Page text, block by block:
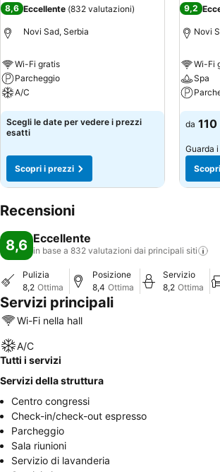
8,6 Eccellente (832 valutazioni)
Novi Sad, Serbia
Wi-Fi gratis
Parcheggio
A/C
Scopri i prezzi
Scegli le date per vedere i prezzi
esatti
Scopri i prezzi
9,2
Novi
Wi-Fi
Spa
Scopri
da 110
Guarda
Recensioni
8,6 Eccellente
in base a 832 valutazioni dai principali siti
Pulizia
8,2 Ottima
Posizione
8,4 Ottima
Servizio
8,2 Ottima
Servizi principali
Wi-Fi nella hall
A/C
Tutti i servizi
Servizi della struttura
Centro congressi
Check-in/check-out espresso
Parcheggio
Sala riunioni
Servizio di lavanderia